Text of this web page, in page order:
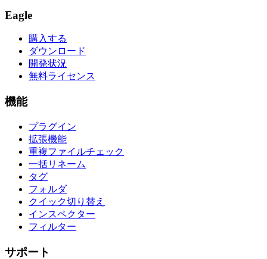
Eagle
購入する
ダウンロード
開発状況
無料ライセンス
機能
プラグイン
拡張機能
重複ファイルチェック
一括リネーム
タグ
フォルダ
クイック切り替え
インスペクター
フィルター
サポート